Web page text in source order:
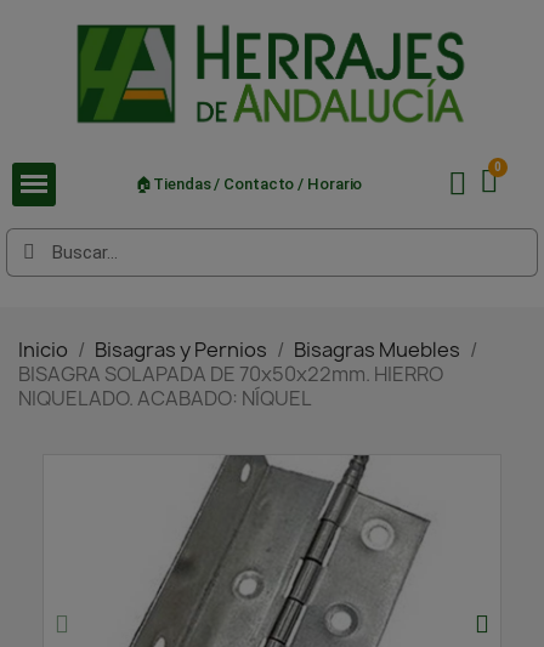
🏠Tiendas / Contacto / Horario
Inicio Bisagras y Pernios
Bisagras Muebles
BISAGRA SOLAPADA DE 70x50x22mm. HIERRO
NIQUELADO. ACABADO: NÍQUEL